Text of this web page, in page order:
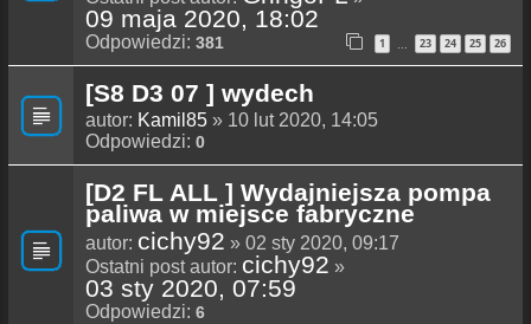
09 maja 2020, 18:02
Odpowiedzi: 381 1 … 23 24 25 26
[S8 D3 07 ] wydech
autor: Kamil85 » 10 lut 2020, 14:05
Odpowiedzi: 0
[D2 FL ALL ] Wydajniejsza pompa
paliwa w miejsce fabryczne
autor: cichy92 » 02 sty 2020, 09:17
Ostatni post autor: cichy92 »
03 sty 2020, 07:59
Odpowiedzi: 6